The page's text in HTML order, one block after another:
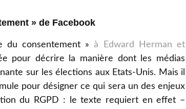
» de Facebook
du consentement »à Edward Herman et
pour décrire la manière dont les médias
sur les élections aux Etats-Unis. Mais il
pour désigner ce qui sera un des enjeux
du RGPD : le texte requiert en effet –